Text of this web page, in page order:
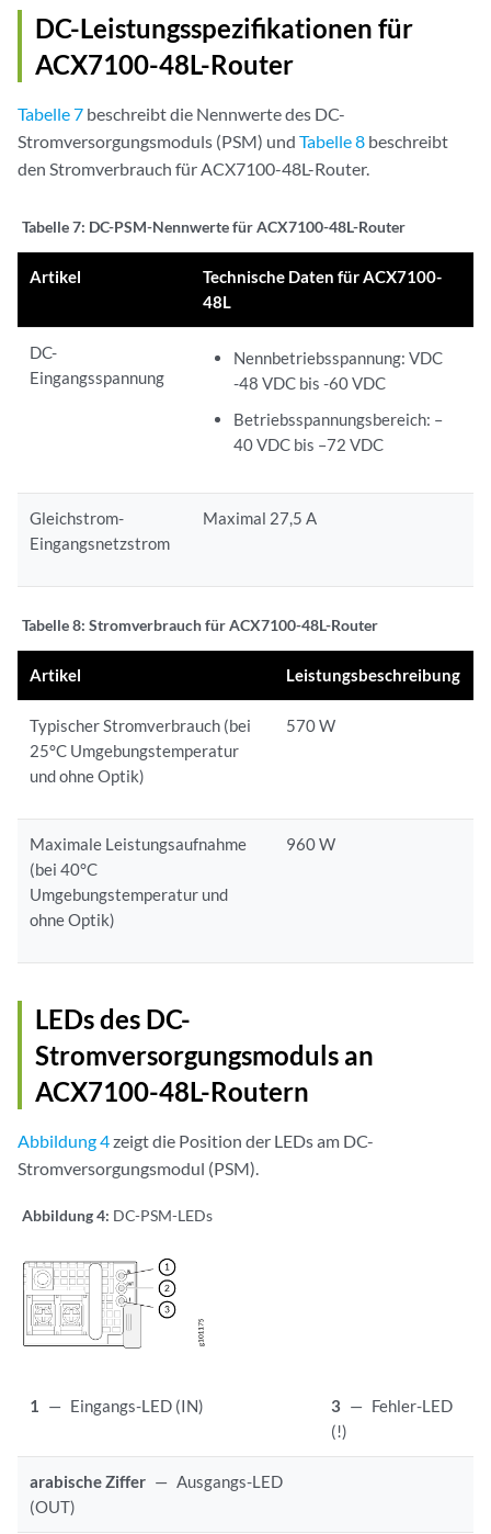
DC-Leistungsspezifikationen für
ACX7100-48L-Router
Tabelle 7 beschreibt die Nennwerte des DC-
Stromversorgungsmoduls (PSM) und Tabelle 8 beschreibt
den Stromverbrauch für ACX7100-48L-Router.
Tabelle 7: DC-PSM-Nennwerte für ACX7100-48L-Router
Artikel
Technische Daten für ACX7100-
48L
DC-
Eingangsspannung
Nennbetriebsspannung: VDC
-48 VDC bis -60 VDC
Betriebsspannungsbereich: –
40 VDC bis –72 VDC
Gleichstrom-
Eingangsnetzstrom
Maximal 27,5 A
Tabelle 8: Stromverbrauch für ACX7100-48L-Router
Artikel Leistungsbeschreibung
Typischer Stromverbrauch (bei
25°C Umgebungstemperatur
und ohne Optik)
570 W
Maximale Leistungsaufnahme
(bei 40°C
Umgebungstemperatur und
ohne Optik)
960 W
LEDs des DC-
Stromversorgungsmoduls an
ACX7100-48L-Routern
Abbildung 4zeigt die Position der LEDs am DC-
Stromversorgungsmodul (PSM).
Abbildung 4: DC-PSM-LEDs
1 — Eingangs-LED (IN) 3 — Fehler-LED
(!)
arabische Ziffer — Ausgangs-LED
(OUT)